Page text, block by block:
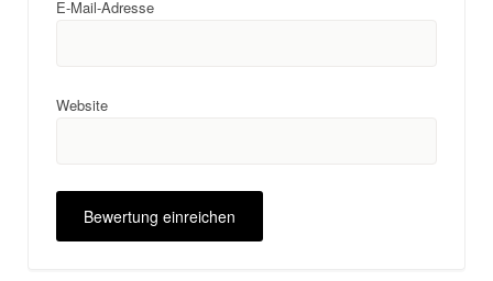
E-Mail-Adresse
Website